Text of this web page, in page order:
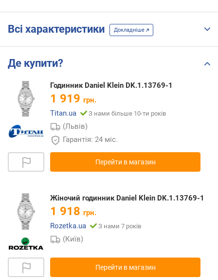
Всі характеристики Докладніше
Де купити?
Годинник Daniel Klein DK.1.13769-1
1 919 грн.
Titan.ua
З нами більше 10-ти років
(Львів)
Гарантія: 24 міс.
Перейти в магазин
Жіночий годинник Daniel Klein DK.1.13769-1
1 918 грн.
Rozetka.ua
З нами 7 років
(Київ)
Перейти в магазин